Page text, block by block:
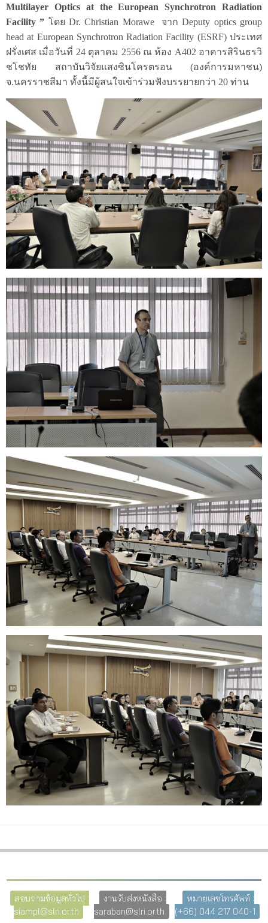
Multilayer Optics at the European Synchrotron Radiation
Facility ” โดย Dr. Christian Morawe จาก Deputy optics group
head at European Synchrotron Radiation Facility (ESRF) ประเทศ
ฝรั่งเศส เมื่อวันที่ 24 ตุลาคม 2556 ณ ห้อง A402 อาคารสิรินธรวิ
ชโชทัย สถาบันวิจัยแสงซินโครตรอน (องค์การมหาชน)
จ.นครราชสีมา ทั้งนี้มีผู้สนใจเข้าร่วมฟังบรรยายกว่า 20 ท่าน
สอบถามข้อมูลทั่วไป :
siampl@slri.or.th
งานรับส่งหนังสือ :
saraban@slri.or.th
หมายเลขโทรศัพท์ :
(+66) 044 217 040-1